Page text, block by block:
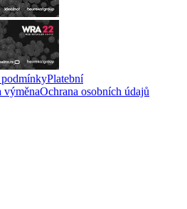
Platební
výměnaOchrana osobních údajů